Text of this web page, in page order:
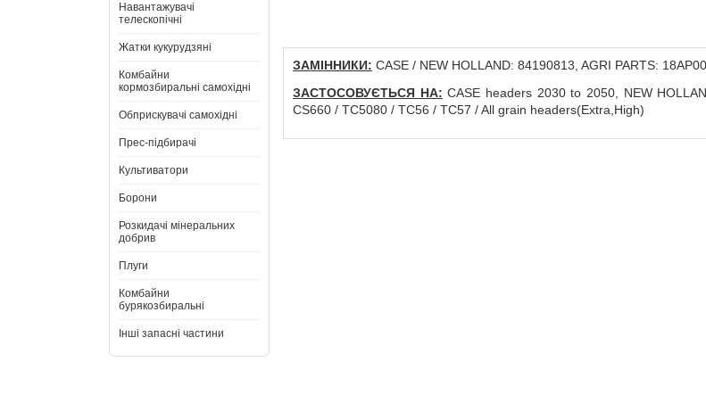
Навантажувачі
телескопічні
Жатки кукурудзяні
Комбайни
кормозбиральні самохідні
Обприскувачі самохідні
Прес-підбирачі
Культиватори
Борони
Розкидачі мінеральних
добрив
Плуги
Комбайни
бурякозбиральні
Інші запасні частини
ЗАМІННИКИ: CASE / NEW HOLLAND: 84190813, AGRI PARTS:
ЗАСТОСОВУЄТЬСЯ НА: CASE headers 2030 to 2050, NEW
CS660 / TC5080 / TC56 / TC57 / All grain headers(Extra,High)